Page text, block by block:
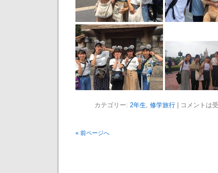
カテゴリー: 2年生, 修学旅行 コメントは
« 前ページへ